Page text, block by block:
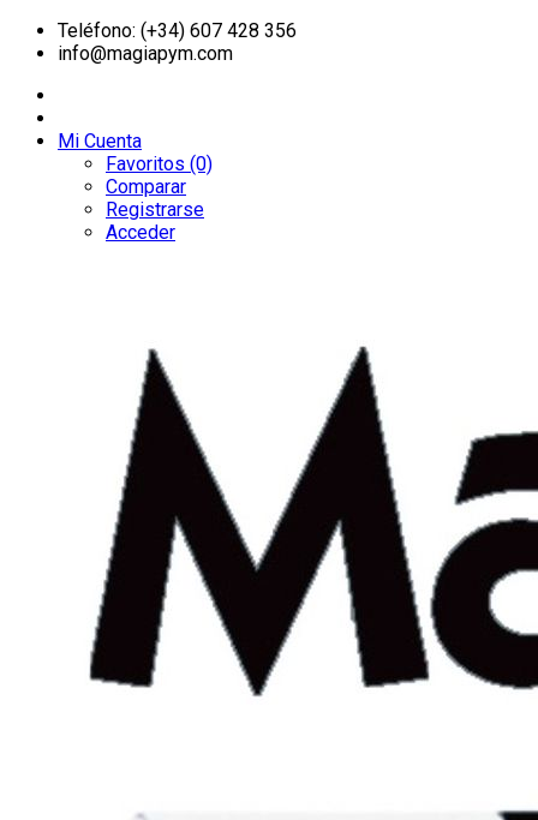
Teléfono: (+34) 607 428 356
info@magiapym.com
Mi Cuenta
Favoritos (0)
Comparar
Registrarse
Acceder